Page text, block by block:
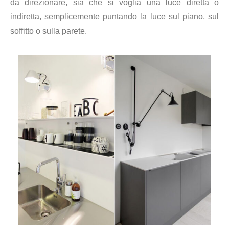
da direzionare, sia che si voglia una luce diretta o
indiretta, semplicemente puntando la luce sul piano, sul
soffitto o sulla parete.